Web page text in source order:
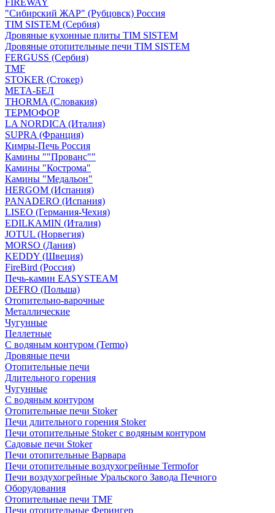
FIREWAY
"Сибирский ЖАР" (Рубцовск) Россия
TIM SISTEM (Сербия)
Дровяные кухонные плиты TIM SISTEM
Дровяные отопительные печи TIM SISTEM
FERGUSS (Сербия)
TMF
STOKER (Стокер)
МЕТА-БЕЛ
THORMA (Словакия)
ТЕРМОФОР
LA NORDICA (Италия)
SUPRA (Франция)
Кимры-Печь Россия
Камины ""Прованс""
Камины "Кострома"
Камины "Медальон"
HERGOM (Испания)
PANADERO (Испания)
LISEO (Германия-Чехия)
EDILKAMIN (Италия)
JOTUL (Норвегия)
MORSO (Дания)
KEDDY (Швеция)
FireBird (Россия)
Печь-камин EASYSTEAM
DEFRO (Польша)
Отопительно-варочные
Металлические
Чугунные
Пеллетные
С водяным контуром (Termo)
Дровяные печи
Отопительные печи
Длительного горения
Чугунные
C водяным контуром
Отопительные печи Stoker
Печи длительного горения Stoker
Печи отопительные Stoker с водяным контуром
Садовые печи Stoker
Печи отопительные Варвара
Печи отопительные воздухогрейные Termofor
Печи воздухогрейные Уральского Завода Печного
Оборудования
Отопительные печи TMF
Печи отопительные Ферингер